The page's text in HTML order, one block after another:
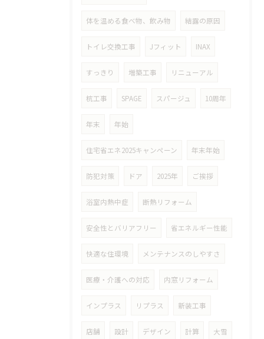
体を温める食べ物、飲み物 結露の原因
トイレ交換工事 Jフィット INAX
すっきり 増築工事 リニューアル
杭工事 SPAGE スパージュ 10周年
年末 年始
住宅省エネ2025キャンペーン 年末年始
防犯対策 ドア 2025年 ご挨拶
浴室内熱中症 断熱リフォーム
安全性とバリアフリー 省エネルギー性能
快適な住環境 メンテナンスのしやすさ
医療・介護への対応 内窓リフォーム
インプラス リプラス 新装工事
店舗 設計 デザイン 計算 大雪